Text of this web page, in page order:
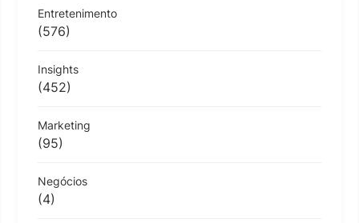
Entretenimento
(576)
Insights
(452)
Marketing
(95)
Negócios
(4)